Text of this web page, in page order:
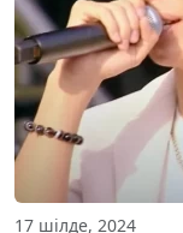
17 шілде, 2024